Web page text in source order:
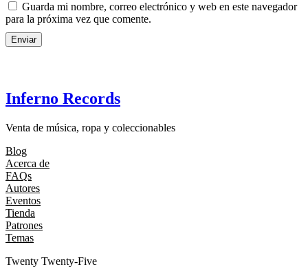
Guarda mi nombre, correo electrónico y web en este navegador
para la próxima vez que comente.
Inferno Records
Venta de música, ropa y coleccionables
Blog
Acerca de
FAQs
Autores
Eventos
Tienda
Patrones
Temas
Twenty Twenty-Five